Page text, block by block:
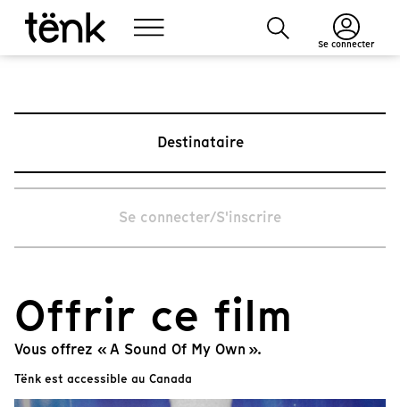
Se connecter
Destinataire
Se connecter/S'inscrire
Offrir ce film
Vous offrez « A Sound Of My Own ».
Tënk est accessible au Canada